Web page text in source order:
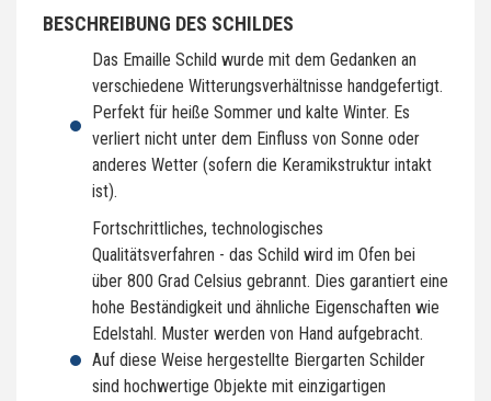
BESCHREIBUNG DES SCHILDES
Das Emaille Schild wurde mit dem Gedanken an
verschiedene Witterungsverhältnisse handgefertigt.
Perfekt für heiße Sommer und kalte Winter. Es
verliert nicht unter dem Einfluss von Sonne oder
anderes Wetter (sofern die Keramikstruktur intakt
ist).
Fortschrittliches, technologisches
Qualitätsverfahren - das Schild wird im Ofen bei
über 800 Grad Celsius gebrannt. Dies garantiert eine
hohe Beständigkeit und ähnliche Eigenschaften wie
Edelstahl. Muster werden von Hand aufgebracht.
Auf diese Weise hergestellte Biergarten Schilder
sind hochwertige Objekte mit einzigartigen